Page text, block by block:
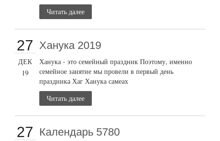
Читать далее
27
ДЕК
19
Ханука 2019
Ханука - это семейный праздник Поэтому, именно
семейное занятие мы провели в первый день
праздника Хаг Ханука самеах
Читать далее
27 Календарь 5780